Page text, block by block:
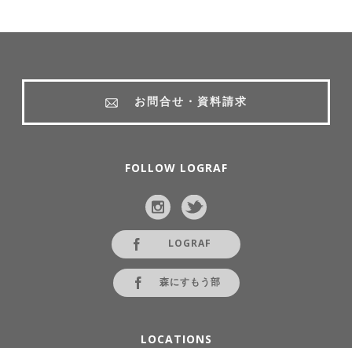
お問合せ・資料請求
FOLLOW LOGRAF
LOGRAF
森にすもう部
LOCATIONS